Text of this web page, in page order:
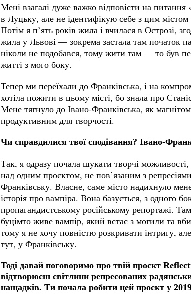
Мені взагалі дуже важко відповісти на
в Луцьку, але не ідентифікую себе з цим
Потім я п’ять років жила і вчилася в Острозі,
жила у Львові — зокрема застала там початок
ніколи не подобався, тому жити там — то був
житті з мого боку.
Тепер ми переїхали до Франківська, і на
хотіла пожити в цьому місті, бо знала про
Мене тягнуло до Івано-Франківська, як
продуктивним для творчості.
Чи справдилися твої сподівання? Івано-
Так, я одразу почала шукати творчі
над одним проєктом, не пов’язаним з
Франківську. Власне, саме місто надихнуло
історія про вампіра. Вона базується, з одного
пропагандистському російському репортажі.
буцімто живе вампір, який встає з могили та
тому я не хочу повністю розкривати інтригу,
тут, у Франківську.
Тоді давай поговоримо про твій проєкт
відтворюєш світлини репресованих
нащадків. Ти почала робити цей проєкт у